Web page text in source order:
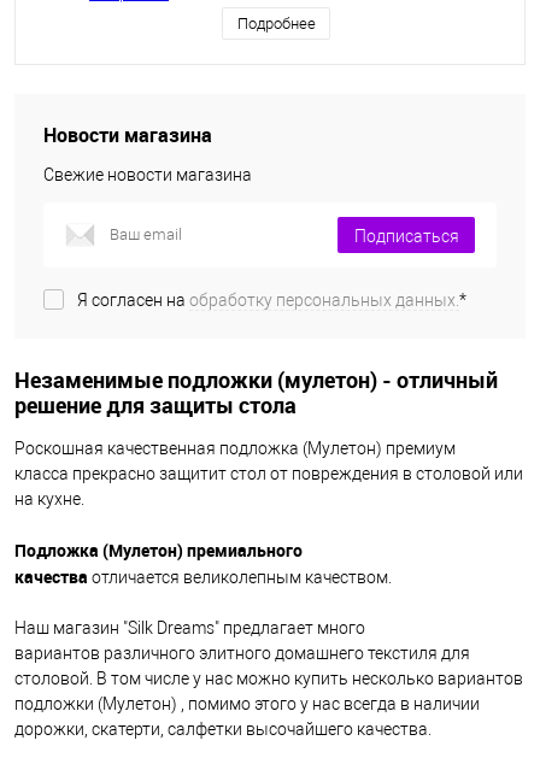
Подробнее
Новости магазина
Свежие новости магазина
Подписаться
Я согласен на обработку персональных данных.*
Незаменимые подложки (мулетон) - отличный
решение для защиты стола
Роскошная качественная подложка (Мулетон) премиум
класса прекрасно защитит стол от повреждения в столовой или
на кухне.
Подложка (Мулетон) премиального
качества отличается великолепным качеством.
Наш магазин "Silk Dreams" предлагает много
вариантов различного элитного домашнего текстиля для
столовой. В том числе у нас можно купить несколько вариантов
подложки (Мулетон) , помимо этого у нас всегда в наличии
дорожки, скатерти, салфетки высочайшего качества.